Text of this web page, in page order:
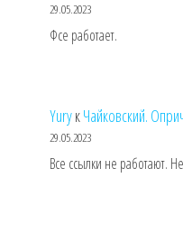
29.05.2023
Фсе работает.
YuryкЧайковский.
29.05.2023
Все ссылки не работают.